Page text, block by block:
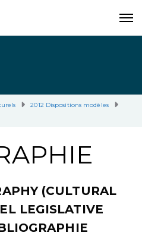
2012 Dispositions modèles
(CULTURAL
LEGISLATIVE